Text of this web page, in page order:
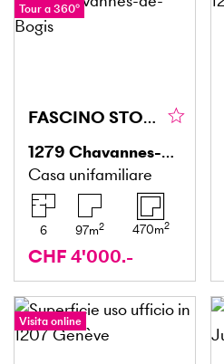
Tour a 360°
FASCINO STORICO, RISTRUTTURATO MODERNAMENTE
1279 Chavannes-de-Bogis
Casa unifamiliare
6 97m2 470m2
CHF 4'000.-
Visita online